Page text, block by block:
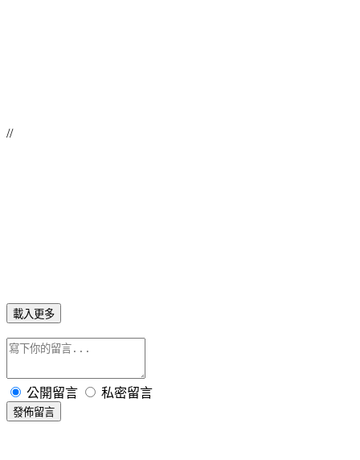
//
載入更多
公開留言 私密留言
發佈留言